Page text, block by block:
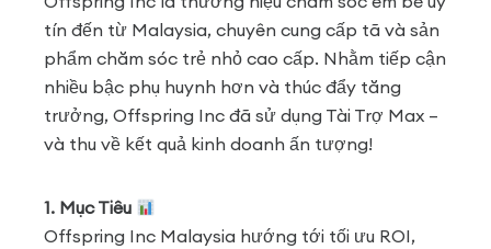
tín đến từ Malaysia, chuyên cung cấp tã và sản
phẩm chăm sóc trẻ nhỏ cao cấp. Nhằm tiếp cận
nhiều bậc phụ huynh hơn và thúc đẩy tăng
trưởng, Offspring Inc đã sử dụng Tài Trợ Max –
và thu về kết quả kinh doanh ấn tượng!
1. Mục Tiêu
Offspring Inc Malaysia hướng tới tối ưu ROI,